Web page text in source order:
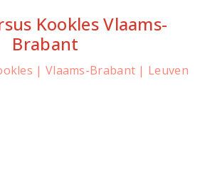
Kookles Vlaams-
Brabant
| Vlaams-Brabant | Leuven